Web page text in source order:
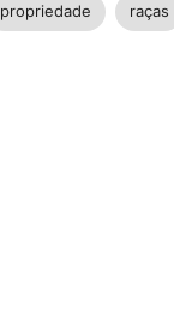
propriedade raças